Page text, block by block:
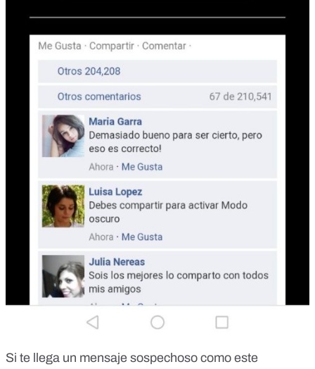
Si te llega un mensaje sospechoso como este